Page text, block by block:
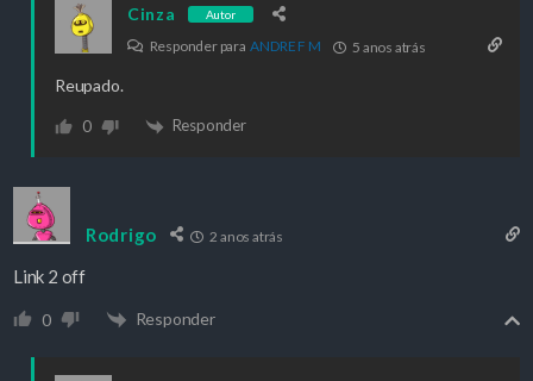
Cinza Autor
Responder paraANDRE F M 5 anos atrás
Reupado.
0 Responder
Rodrigo 2 anos atrás
Link 2 off
0 Responder